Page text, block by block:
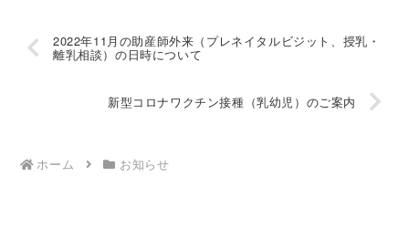
2022年11月の助産師外来（プレネイタルビジット、授乳・
離乳相談）の日時について
新型コロナワクチン接種（乳幼児）のご案内
ホーム お知らせ